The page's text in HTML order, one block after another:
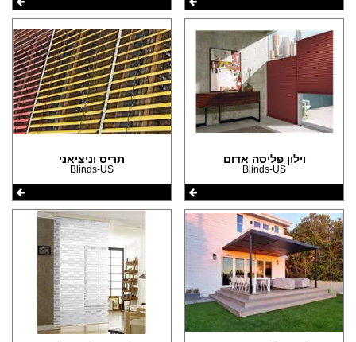
וילון פליסה אדום
Blinds-US
תריס וניציאני
Blinds-US